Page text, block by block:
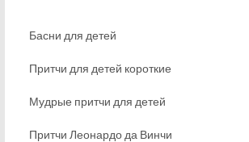
Басни для детей
Притчи для детей короткие
Мудрые притчи для детей
Притчи Леонардо да Винчи